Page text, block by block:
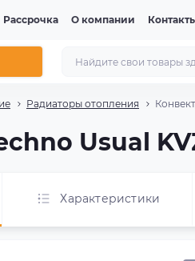
Рассрочка О компании
Радиаторы отопления
Usual
Характеристики